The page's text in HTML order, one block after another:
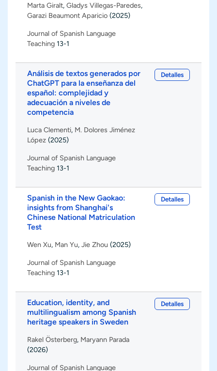
Marta Giralt, Gladys Villegas-Paredes,
Garazi Beaumont Aparicio (2025)
Journal of Spanish Language
Teaching 13-1
Análisis de textos generados por
ChatGPT para la enseñanza del
español: complejidad y
adecuación a niveles de
competencia
Luca Clementi, M. Dolores Jiménez
López (2025)
Journal of Spanish Language
Teaching 13-1
Detalles
Spanish in the New Gaokao:
insights from Shanghai's
Chinese National Matriculation
Test
Wen Xu, Man Yu, Jie Zhou (2025)
Journal of Spanish Language
Teaching 13-1
Detalles
Education, identity, and
multilingualism among Spanish
heritage speakers in Sweden
Rakel Österberg, Maryann Parada
(2026)
Journal of Spanish Language
Detalles